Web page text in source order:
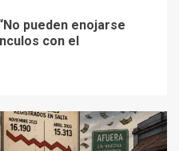
pueden enojarse
con el